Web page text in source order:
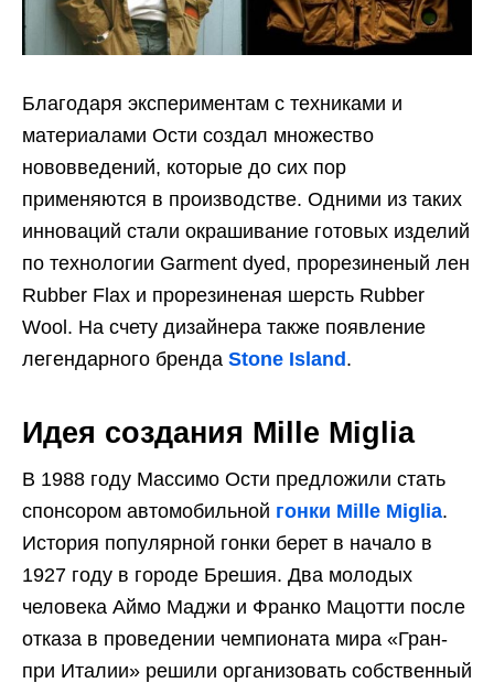
Благодаря экспериментам с техниками и
материалами Ости создал множество
нововведений, которые до сих пор
применяются в производстве. Одними из таких
инноваций стали окрашивание готовых изделий
по технологии Garment dyed, прорезиненый лен
Rubber Flax и прорезиненая шерсть Rubber
Wool. На счету дизайнера также появление
легендарного бренда Stone Island.
Идея создания Mille Miglia
В 1988 году Массимо Ости предложили стать
спонсором автомобильной гонки Mille Miglia.
История популярной гонки берет в начало в
1927 году в городе Брешия. Два молодых
человека Аймо Маджи и Франко Мацотти после
отказа в проведении чемпионата мира «Гран-
при Италии» решили организовать собственный